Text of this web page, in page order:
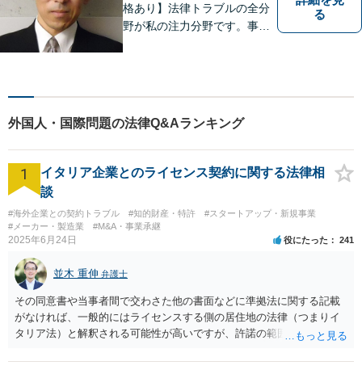
格あり】法律トラブルの全分
野が私の注力分野です。事務
ラス対応】【後払い対応】
【日弁連国際人権問題委員会
所属】お困りの方は、お気軽
にご相談下さい。
る
外国人・国際問題の法律Q&Aランキング
1
イタリア企業とのライセンス契約に関する法律相
談
#海外企業との契約トラブル #知的財産・特許
#スタートアップ・新規事業
#メーカー・製造業
#M&A・事業承継
2025年6月24日 役にたった 241
並木 重伸 弁護士
その同意書や当事者間で交わさた他の書面などに準拠法に関する記載
がなければ、一般的にはライセンスする側の居住地の法律（つまりイ
タリア法）と解釈される可能性が高いですが、許諾の範囲が日本国内
あります。 なお、仮に日本法になるとしても、新しい会社との間で契